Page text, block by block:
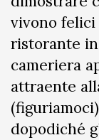
vivono
ristorante in
cameriera
attraente
dopodiché